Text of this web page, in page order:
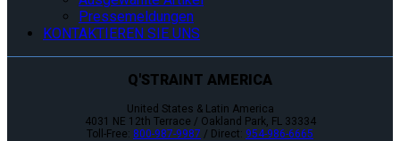
Pressemeldungen
KONTAKTIEREN SIE UNS
Q'STRAINT AMERICA
United States & Latin America
4031 NE 12th Terrace / Oakland Park, FL 33334
Toll-Free: 800-987-9987 / Direct: 954-986-6665